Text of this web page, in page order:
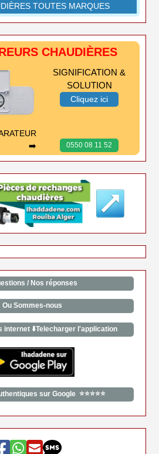
TOUTES MARQUES
CHAUDIÈRES
SIGNIFICATION &
SOLUTION
Cliquez ici
0550 08 11 52
➡️
/ Nos réponses
Ou Sommes-nous
internet ⬇️Telecharger l'application
sur Google ⭐⭐⭐⭐⭐